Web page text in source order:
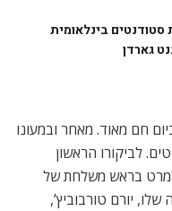
סטודנטים בינלאומית
בדאונינג 10 נערך ביום חם מאוד. מאחר ובמעונו
לביקורו הראשון
בראש משלחת של
יורם טורבוביץ’,